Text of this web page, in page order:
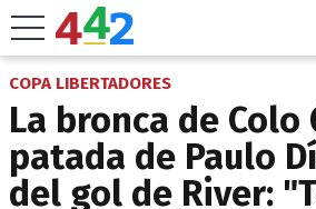
COPA LIBERTADORES
La bronca de Colo
patada de Paulo
del gol de River: